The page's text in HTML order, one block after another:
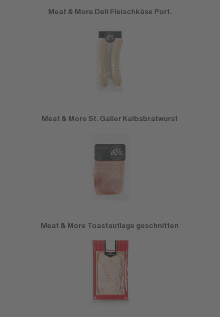
Meat & More Deli Fleischkäse Port.
Meat & More St. Galler Kalbsbratwurst
Meat & More Toastauflage geschnitten